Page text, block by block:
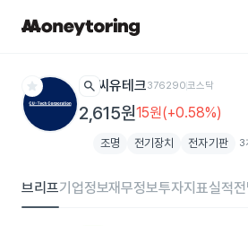
star search 씨유테크376290코스닥
2,615원15원(+0.58%)
조명 전기장치 전자기판 3
브리프기업정보재무정보투자지표실적